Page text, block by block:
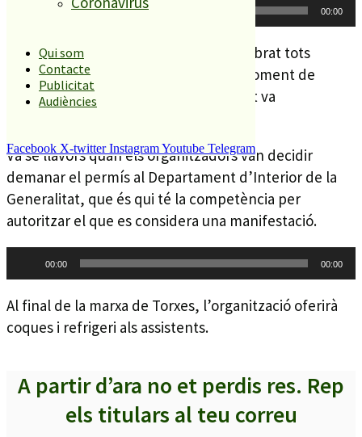
Qui som
Contacte
Publicitat
Audiències
Facebook X-twitter InstagramYoutube Telegram
Reproductor
00:00
Una marxa que, malgrat haver-se celebrat tots
aquests anys, va tenir també el seu moment de
polèmica quan l’any 2015 l’Ajuntament va
Va se llavors quan els organitzadors van decidir
demanar el permís al Departament d’Interior de la
Generalitat, que és qui té la competència per
autoritzar el que es considera una manifestació.
Reproductor
d'àudio
00:00 00:00
Al final de la marxa de Torxes, l’organització oferirà
coques i refrigeri als assistents.
A partir d’ara no et perdis res. Rep
els titulars al teu correu